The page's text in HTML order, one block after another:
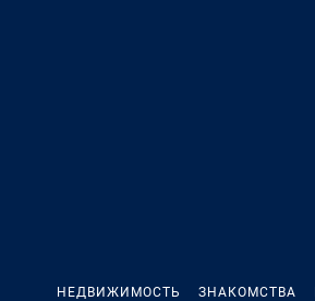
НЕДВИЖИМОСТЬ ЗНАКОМСТВА